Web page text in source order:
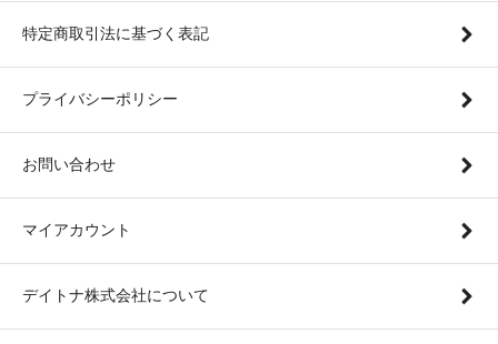
特定商取引法に基づく表記
プライバシーポリシー
お問い合わせ
マイアカウント
デイトナ株式会社について